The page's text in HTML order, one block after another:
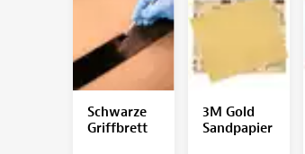
Schwarze
Griffbrett
3M Gold
Sandpapier